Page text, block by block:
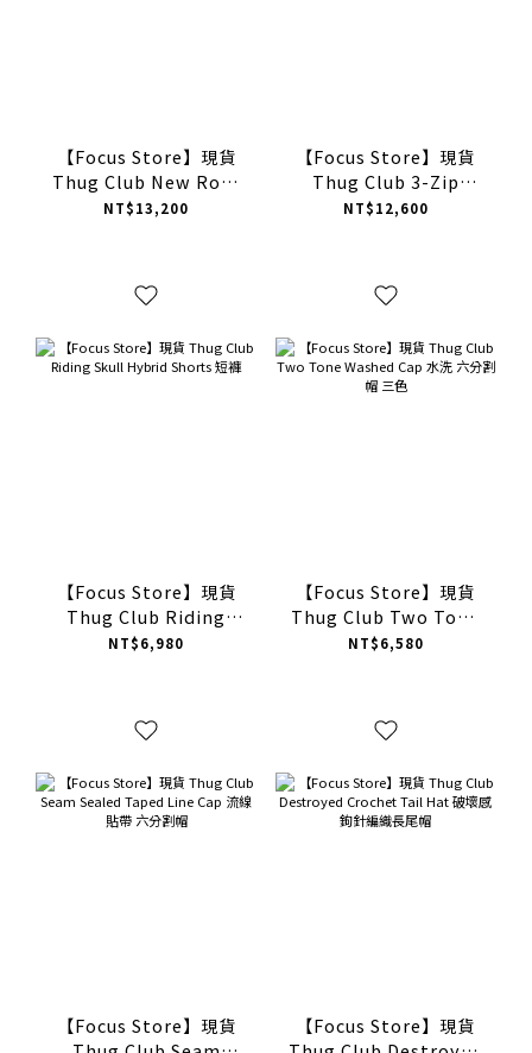
【Focus Store】現貨
Thug Club New Rock
Sweatpants 經典Logo
NT$13,200
【Focus Store】現貨
Thug Club 3-Zip
Embroidered Pants 三
NT$12,600
【Focus Store】現貨
Thug Club Riding
Skull Hybrid Shorts
NT$6,980
【Focus Store】現貨
Thug Club Two Tone
Washed Cap 水洗 六分
NT$6,580
【Focus Store】現貨
【Focus Store】現貨